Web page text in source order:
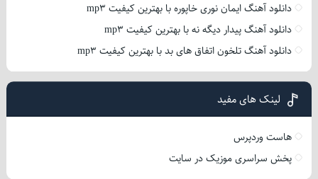
دانلود آهنگ ایمان نوری خاپوره با بهترین کیفیت mp3
دانلود آهنگ پیدار دیگه نه با بهترین کیفیت mp3
دانلود آهنگ تلخون اتفاق های بد با بهترین کیفیت mp3
لینک های مفید
هاست وردپرس
پخش سراسری موزیک در سایت